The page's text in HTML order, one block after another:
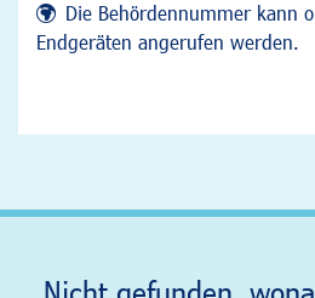
Die Behördennummer kann
Endgeräten angerufen werden.